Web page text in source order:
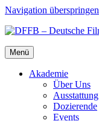
Navigation überspringen
Menü
Aka­de­mie
Über Uns
Aus­stat­tung
Dozie­ren­de
Events